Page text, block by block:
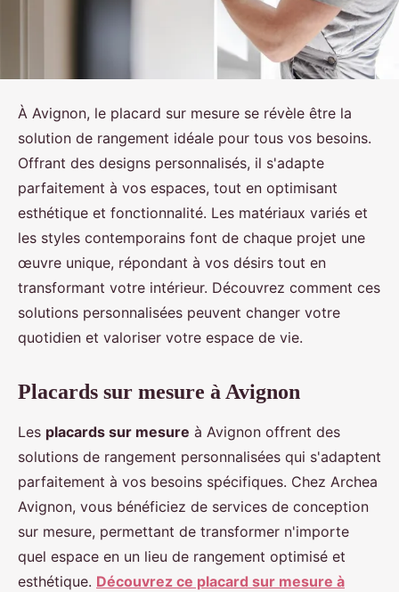
À Avignon, le placard sur mesure se révèle être la
solution de rangement idéale pour tous vos besoins.
Offrant des designs personnalisés, il s'adapte
parfaitement à vos espaces, tout en optimisant
esthétique et fonctionnalité. Les matériaux variés et
les styles contemporains font de chaque projet une
œuvre unique, répondant à vos désirs tout en
transformant votre intérieur. Découvrez comment ces
solutions personnalisées peuvent changer votre
quotidien et valoriser votre espace de vie.
Placards sur mesure à Avignon
Les placards sur mesure à Avignon offrent des
solutions de rangement personnalisées qui s'adaptent
parfaitement à vos besoins spécifiques. Chez Archea
Avignon, vous bénéficiez de services de conception
sur mesure, permettant de transformer n'importe
quel espace en un lieu de rangement optimisé et
esthétique. Découvrez ce placard sur mesure à